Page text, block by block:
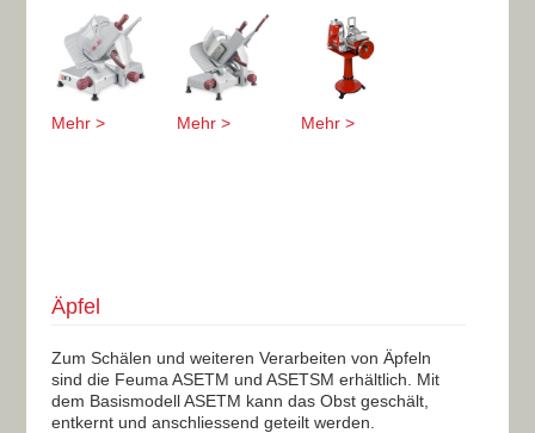
Mehr > Mehr > Mehr >
Äpfel
Zum Schälen und weiteren Verarbeiten von Äpfeln
sind die Feuma ASETM und ASETSM erhältlich. Mit
dem Basismodell ASETM kann das Obst geschält,
entkernt und anschliessend geteilt werden.